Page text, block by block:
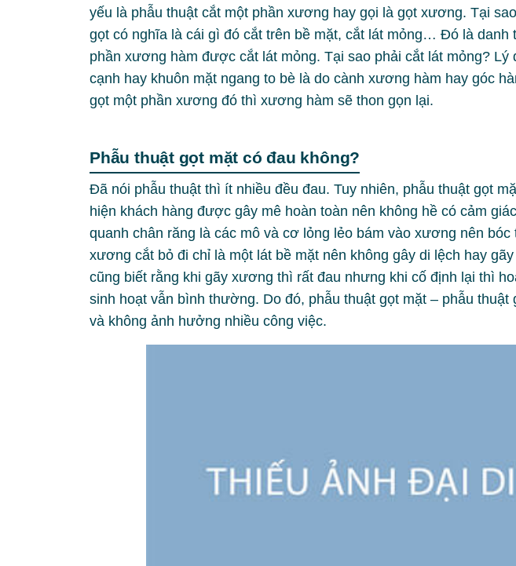
yếu là phẫu thuật cắt một phần xương hay gọi là gọt xương. Tại
gọt có nghĩa là cái gì đó cắt trên bề mặt, cắt lát mỏng… Đó là danh
phần xương hàm được cắt lát mỏng. Tại sao phải cắt lát mỏng? Lý
cạnh hay khuôn mặt ngang to bè là do cành xương hàm hay góc
gọt một phần xương đó thì xương hàm sẽ thon gọn lại.
Phẫu thuật gọt mặt có đau không?
Đã nói phẫu thuật thì ít nhiều đều đau. Tuy nhiên, phẫu thuật gọt
hiện khách hàng được gây mê hoàn toàn nên không hề có cảm
quanh chân răng là các mô và cơ lỏng lẻo bám vào xương nên bóc
xương cắt bỏ đi chỉ là một lát bề mặt nên không gây di lệch hay
cũng biết rằng khi gãy xương thì rất đau nhưng khi cố định lại thì
sinh hoạt vẫn bình thường. Do đó, phẫu thuật gọt mặt – phẫu
và không ảnh hưởng nhiều công việc.